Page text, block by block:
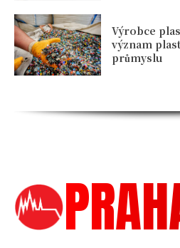
Výrobce
význam
průmyslu